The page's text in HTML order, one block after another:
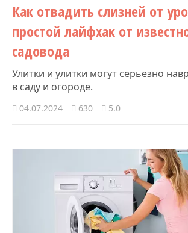
Как отвадить слизней от
простой лайфхак от
садовода
Улитки и улитки могут серьезно
в саду и огороде.
04.07.2024 630 5.0